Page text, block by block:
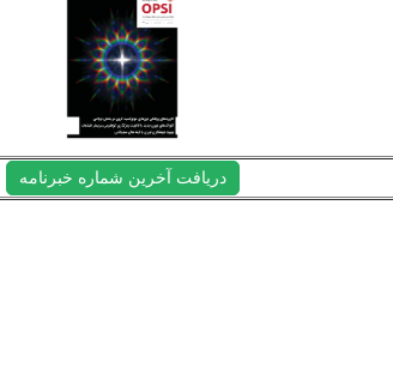
دریافت آخرین شماره خبرنامه